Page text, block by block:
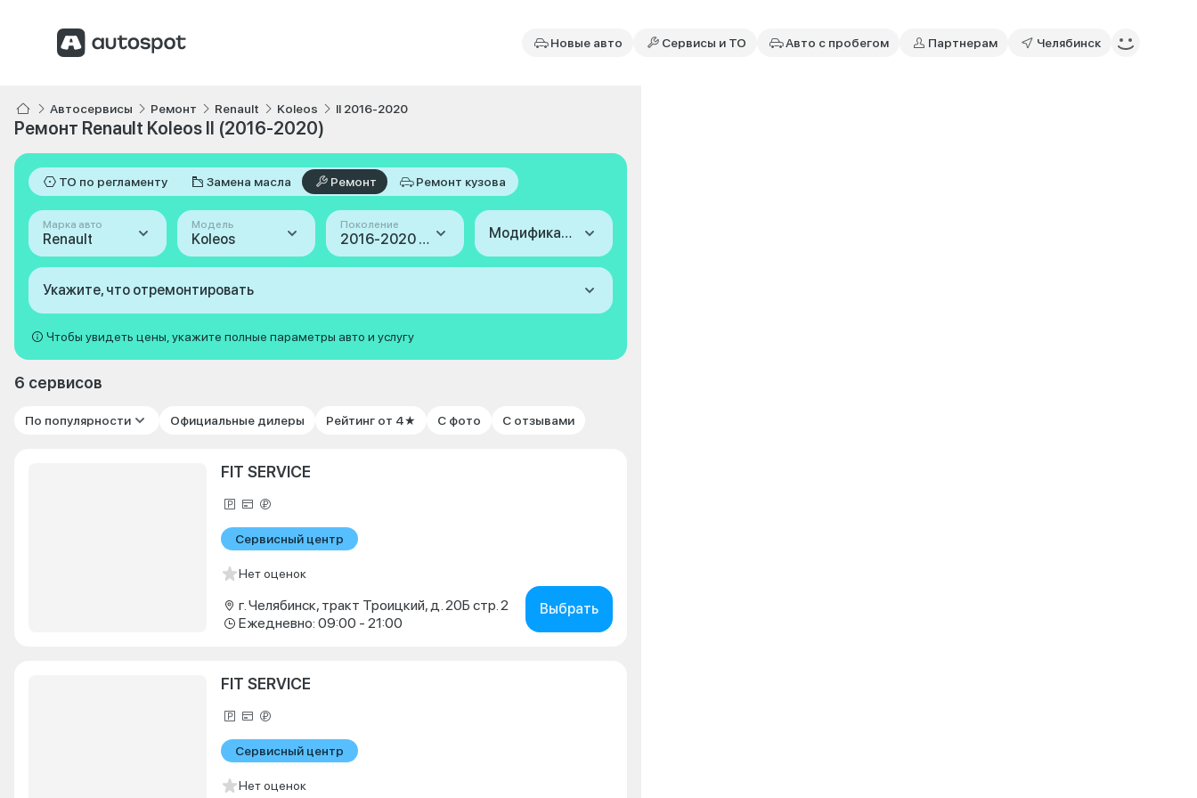
Новые авто Сервисы и ТО Авто с пробегом Партнерам Челябинск
Автосервисы Ремонт Renault Koleos II 2016-2020
Ремонт Renault Koleos II (2016-2020)
ТО по регламенту Замена масла Ремонт Ремонт кузова
Марка авто
Renault
Модель
Koleos
Поколение
2016-2020 (II) Модификация
Укажите, что отремонтировать
Чтобы увидеть цены, укажите полные параметры авто и услугу
6 сервисов
По популярности Официальные дилеры Рейтинг от 4★ С фото С отзывами
FIT SERVICE
Сервисный центр
Нет оценок
г. Челябинск, тракт Троицкий, д. 20Б стр. 2
Ежедневно: 09:00 - 21:00
Выбрать
FIT SERVICE
Сервисный центр
Нет оценок